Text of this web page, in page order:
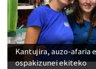
Kantujira, auzo-afaria
ospakizunei ekiteko